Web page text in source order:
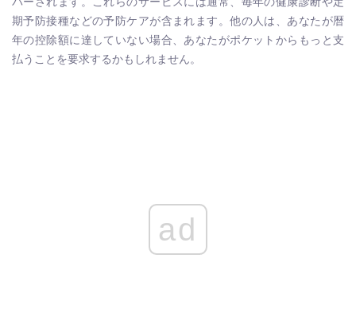
期予防接種などの予防ケアが含まれます。他の人は、あなたが暦
年の控除額に達していない場合、あなたがポケットからもっと支
払うことを要求するかもしれません。
ad